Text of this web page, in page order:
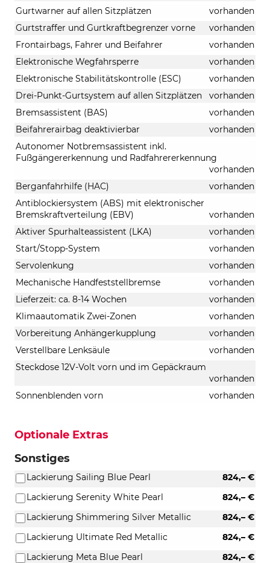
Gurtwarner auf allen Sitzplätzen
vorhanden
Gurtstraffer und Gurtkraftbegrenzer vorne
vorhanden
Frontairbags, Fahrer und Beifahrer
vorhanden
Elektronische Wegfahrsperre
vorhanden
Elektronische Stabilitätskontrolle (ESC)
vorhanden
Drei-Punkt-Gurtsystem auf allen Sitzplätzen
vorhanden
Bremsassistent (BAS)
vorhanden
Beifahrerairbag deaktivierbar
vorhanden
Autonomer Notbremsassistent inkl.
Fußgängererkennung und Radfahrererkennung
vorhanden
Berganfahrhilfe (HAC)
vorhanden
Antiblockiersystem (ABS) mit elektronischer
Bremskraftverteilung (EBV)
vorhanden
Aktiver Spurhalteassistent (LKA)
vorhanden
Start/Stopp-System
vorhanden
Servolenkung
vorhanden
Mechanische Handfeststellbremse
vorhanden
Lieferzeit: ca. 8-14 Wochen
vorhanden
Klimaautomatik Zwei-Zonen
vorhanden
Vorbereitung Anhängerkupplung
vorhanden
Verstellbare Lenksäule
vorhanden
Steckdose 12V-Volt vorn und im Gepäckraum
vorhanden
Sonnenblenden vorn
vorhanden
Optionale Extras
Sonstiges
824,– €
Lackierung Sailing Blue Pearl
824,– €
Lackierung Serenity White Pearl
824,– €
Lackierung Shimmering Silver Metallic
824,– €
Lackierung Ultimate Red Metallic
824,– €
Lackierung Meta Blue Pearl